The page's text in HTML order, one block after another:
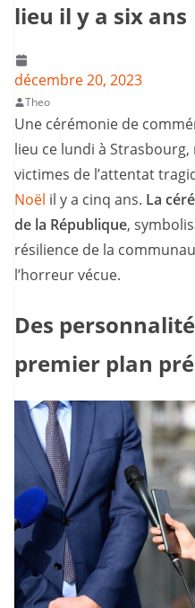
lieu il y a six ans
décembre 20, 2023
Theo
Une cérémonie de
lieu ce lundi à
victimes de l’attentat
Noël il y a cinq ans. La
de la République,
résilience de la
l’horreur vécue.
Des
premier plan